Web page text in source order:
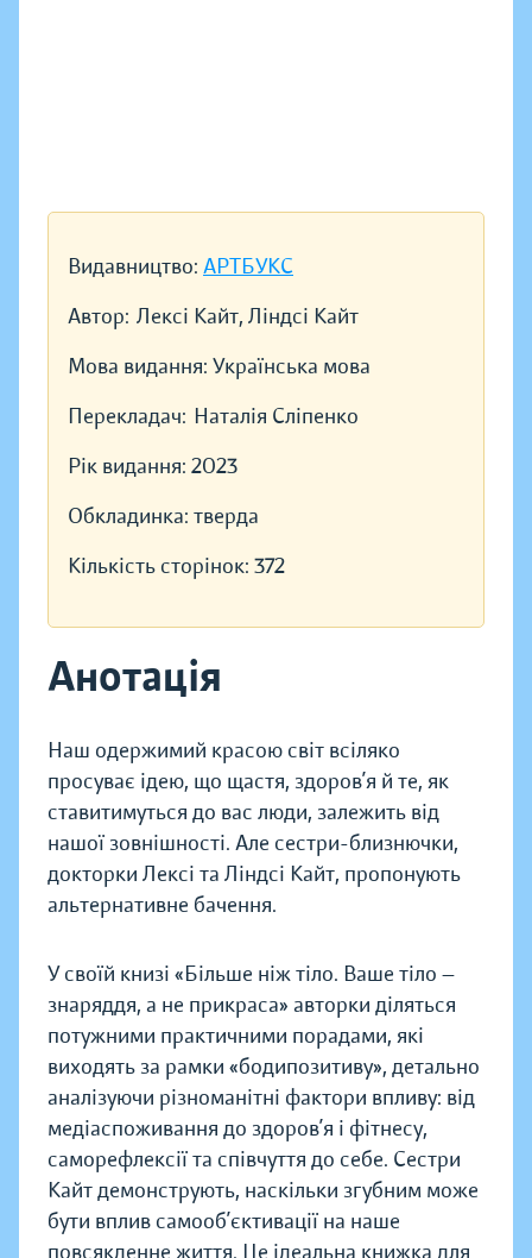
Видавництво: АРТБУКС
Автор: Лексі Кайт, Ліндсі Кайт
Мова видання: Українська мова
Перекладач: Наталія Сліпенко
Рік видання: 2023
Обкладинка: тверда
Кількість сторінок: 372
Анотація
Наш одержимий красою світ всіляко
просуває ідею, що щастя, здоров’я й те, як
ставитимуться до вас люди, залежить від
нашої зовнішності. Але сестри-близнючки,
докторки Лексі та Ліндсі Кайт, пропонують
альтернативне бачення.
У своїй книзі «Більше ніж тіло. Ваше тіло —
знаряддя, а не прикраса» авторки діляться
потужними практичними порадами, які
виходять за рамки «бодипозитиву», детально
аналізуючи різноманітні фактори впливу: від
медіаспоживання до здоров’я і фітнесу,
саморефлексії та співчуття до себе. Сестри
Кайт демонструють, наскільки згубним може
бути вплив самооб’єктивації на наше
повсякденне життя. Це ідеальна книжка для